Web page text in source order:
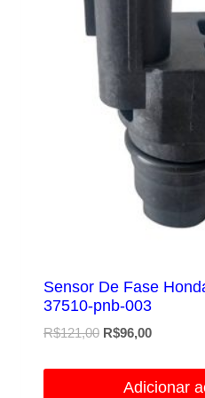
Sensor De Fase
37510-pnb-003
R$121,00 O
R$96,00O
Adicionar